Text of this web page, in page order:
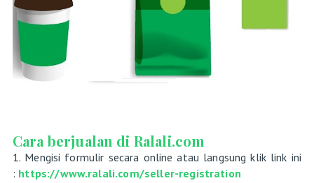
Cara berjualan di Ralali.com
1. Mengisi formulir secara online atau langsung klik link ini
: https://www.ralali.com/seller-registration